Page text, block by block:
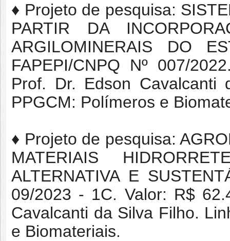
♦ Projeto de pesquisa:
PARTIR DA
ARGILOMINERAIS DO
FAPEPI/CNPQ Nº 007/
Prof. Dr. Edson
PPGCM: Polímeros e
♦ Projeto de pesquisa:
MATERIAIS
ALTERNATIVA E
09/2023 - 1C. Valor: R$
Cavalcanti da Silva Filho.
e Biomateriais.